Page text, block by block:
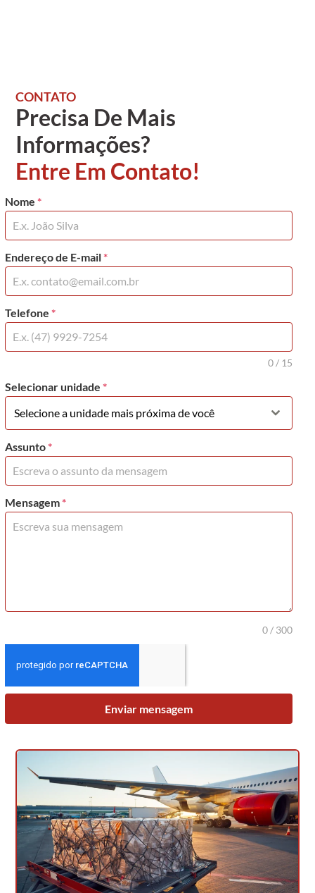
CONTATO
Precisa De Mais
Informações?
Entre Em Contato!
Nome*
Endereço de E-mail*
Telefone*
0 / 15
Selecionar unidade*
Selecione a unidade mais próxima de você
Assunto*
Mensagem*
0 / 300
Enviar mensagem